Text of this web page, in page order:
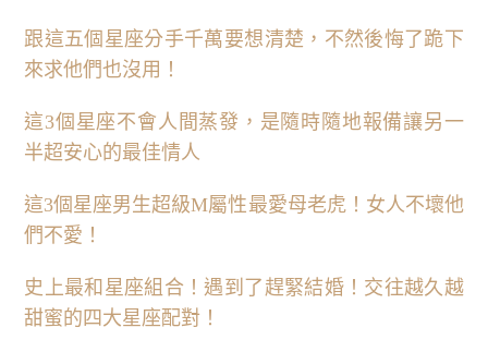
跟這五個星座分手千萬要想清楚，不然後悔了跪下
來求他們也沒用！
這3個星座不會人間蒸發，是隨時隨地報備讓另一
半超安心的最佳情人
這3個星座男生超級M屬性最愛母老虎！女人不壞他
們不愛！
史上最和星座組合！遇到了趕緊結婚！交往越久越
甜蜜的四大星座配對！